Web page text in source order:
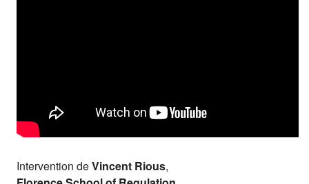
Intervention deVincent Rious,